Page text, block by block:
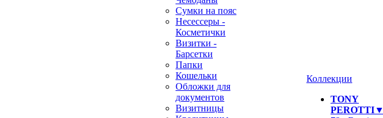
Сумки на пояс
Несессеры -
Косметички
Визитки -
Барсетки
Папки
Кошельки
Обложки для
документов
Визитницы
Коллекции
TONY
PEROTTI▼